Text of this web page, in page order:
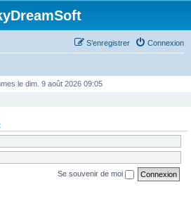
Connexion
S’enregistrer
le dim. 9 août 2026 09:05
Se souvenir de moi